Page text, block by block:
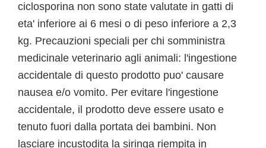
ciclosporina non sono state valutate in gatti di
eta' inferiore ai 6 mesi o di peso inferiore a 2,3
kg. Precauzioni speciali per chi somministra
medicinale veterinario agli animali: l'ingestione
accidentale di questo prodotto puo' causare
nausea e/o vomito. Per evitare l'ingestione
accidentale, il prodotto deve essere usato e
tenuto fuori dalla portata dei bambini. Non
lasciare incustodita la siringa riempita in